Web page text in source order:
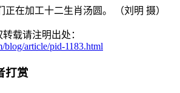
正在加工十二生肖汤圆。 （刘明 摄）
载请注明出处：
article/pid-1183.html
打赏